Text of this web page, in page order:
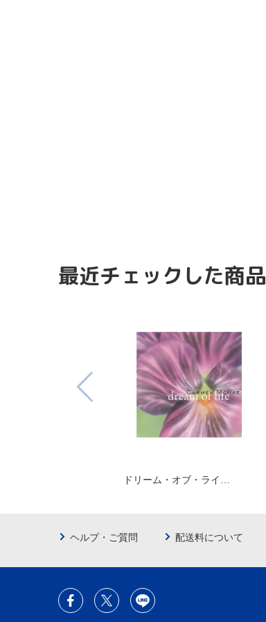
最近チェックした商品
ドリーム・オブ・ライ…
ヘルプ・ご質問 配送料について